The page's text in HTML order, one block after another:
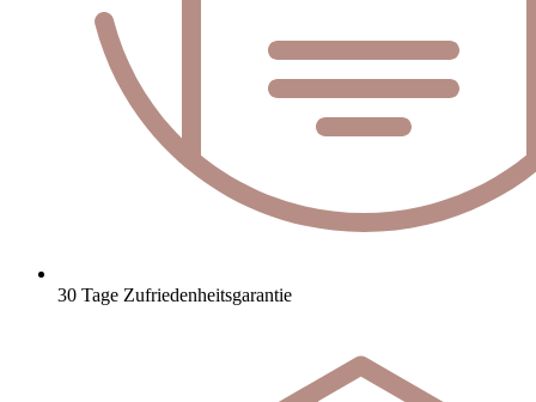
30 Tage Zufriedenheitsgarantie